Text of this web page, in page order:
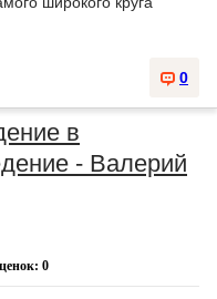
0
в
- Валерий
0